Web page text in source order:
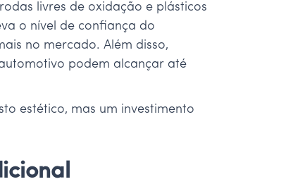
livres de oxidação e plásticos
o nível de confiança do
no mercado. Além disso,
podem alcançar até
estético, mas um investimento